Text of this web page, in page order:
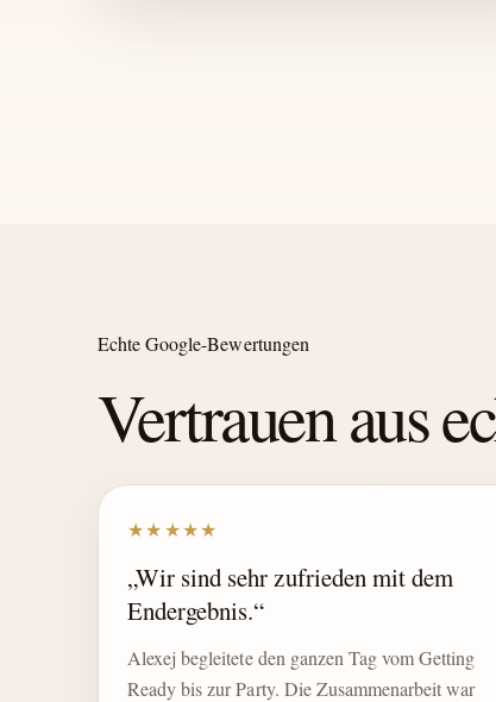
Echte Google-Bewertungen
Vertrauen aus
★★★★★
„Wir sind sehr zufrieden mit dem
Endergebnis.“
Alexej begleitete den ganzen Tag vom Getting
Ready bis zur Party. Die Zusammenarbeit war